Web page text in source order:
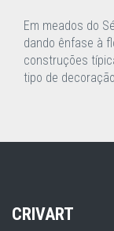
Em meados do
dando ênfase à
construções
tipo de
CRIVART